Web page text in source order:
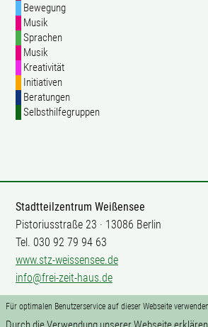
Für optimalen Benutzerservice auf dieser Webseite
Bewegung
Musik
Sprachen
Musik
Kreativität
Initiativen
Beratungen
Selbsthilfegruppen
Stadtteilzentrum Weißensee
Pistoriusstraße 23 · 13086 Berlin
Tel. 030 92 79 94 63
www.stz-weissensee.de
info@frei-zeit-haus.de
Mitarbeit